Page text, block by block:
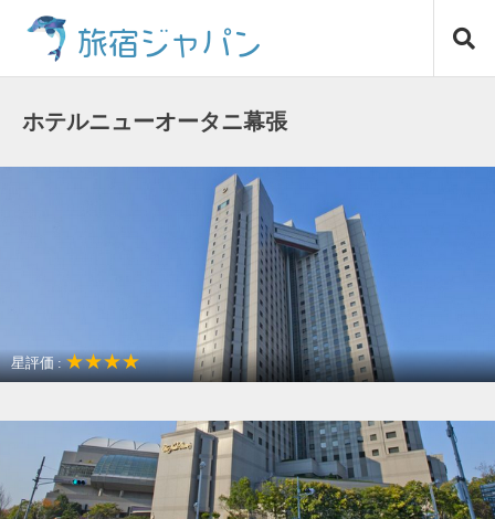
ス
旅宿ジャパン
ホテルニューオータニ幕張
星評価 :★★★★
アクセスが良い
〒261-0021